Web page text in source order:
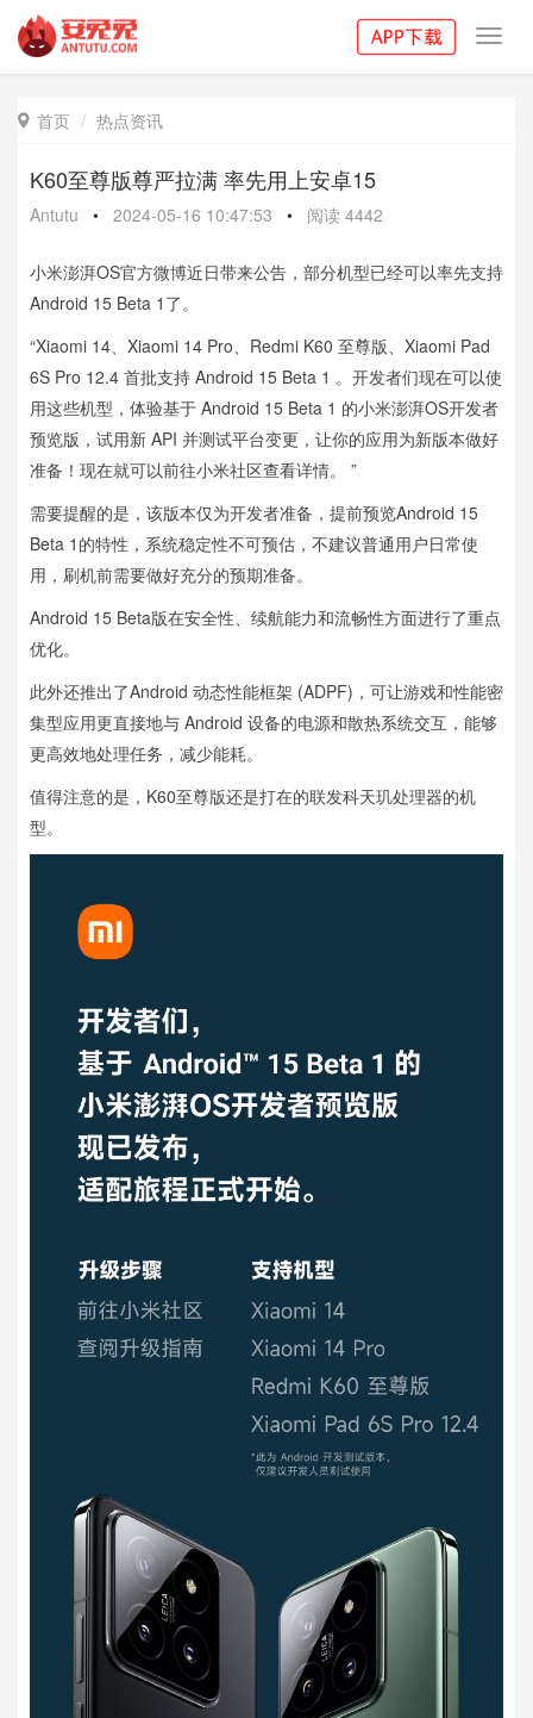
 首页 热点资讯
K60至尊版尊严拉满 率先用上安卓15
Antutu • 2024-05-16 10:47:53 • 阅读 4442
小米澎湃OS官方微博近日带来公告，部分机型已经可以率先支持
Android 15 Beta 1了。
“Xiaomi 14、Xiaomi 14 Pro、Redmi K60 至尊版、Xiaomi Pad
6S Pro 12.4 首批支持 Android 15 Beta 1 。开发者们现在可以使
用这些机型，体验基于 Android 15 Beta 1 的小米澎湃OS开发者
预览版，试用新 API 并测试平台变更，让你的应用为新版本做好
准备！现在就可以前往小米社区查看详情。 ​​​”
需要提醒的是，该版本仅为开发者准备，提前预览Android 15
Beta 1的特性，系统稳定性不可预估，不建议普通用户日常使
用，刷机前需要做好充分的预期准备。
Android 15 Beta版在安全性、续航能力和流畅性方面进行了重点
优化。
此外还推出了Android 动态性能框架 (ADPF)，可让游戏和性能密
集型应用更直接地与 Android 设备的电源和散热系统交互，能够
更高效地处理任务，减少能耗。
值得注意的是，K60至尊版还是打在的联发科天玑处理器的机
型。